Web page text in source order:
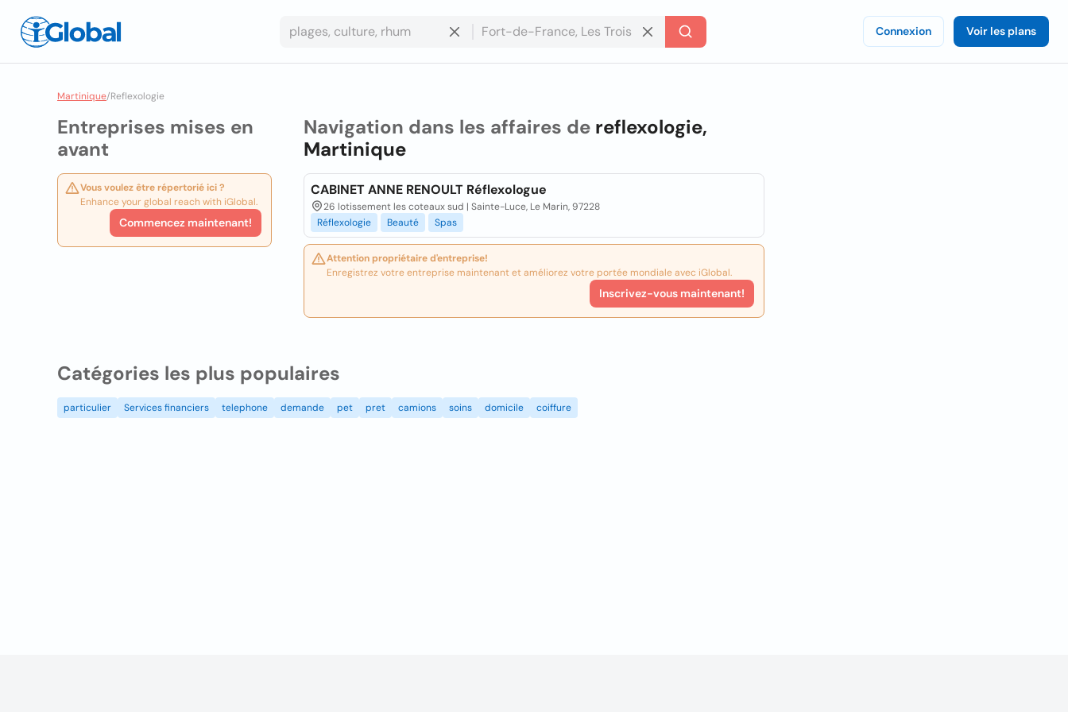
Connexion Voir les plans
Martinique/Reflexologie
Entreprises mises en
avant
Vous voulez être répertorié ici ?
Enhance your global reach with iGlobal.
Commencez maintenant!
Navigation dans les affaires de reflexologie,
Martinique
CABINET ANNE RENOULT Réflexologue
26 lotissement les coteaux sud | Sainte-Luce, Le Marin, 97228
Réflexologie
Beauté Spas
Attention propriétaire d'entreprise!
Enregistrez votre entreprise maintenant et améliorez votre portée mondiale avec iGlobal.
Inscrivez-vous maintenant!
Catégories les plus populaires
particulier Services financiers telephone demande pet pret camions soins domicile coiffure